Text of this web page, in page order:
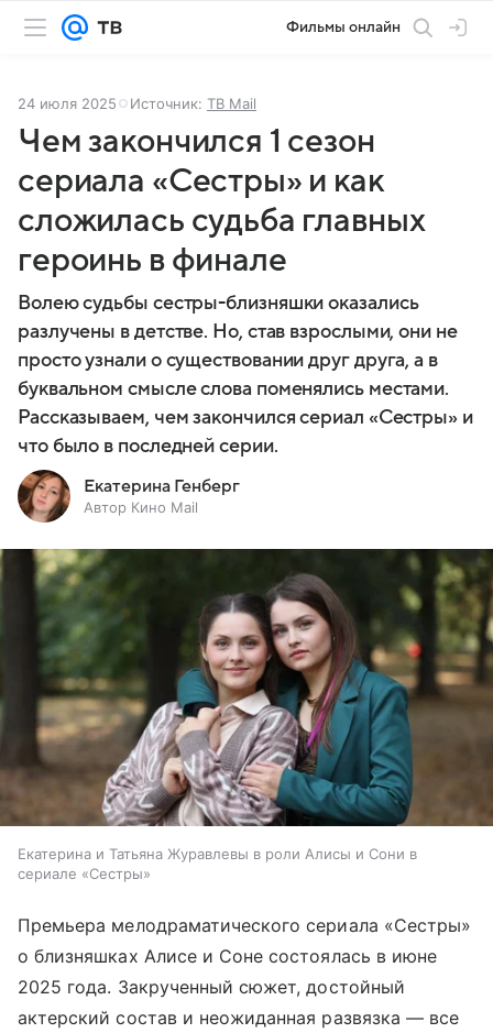
Фильмы онлайн
24 июля 2025 Источник: ТВ Mail
Чем закончился 1 сезон
сериала «Сестры» и как
сложилась судьба главных
героинь в финале
Волею судьбы сестры-близняшки оказались
разлучены в детстве. Но, став взрослыми, они не
просто узнали о существовании друг друга, а в
буквальном смысле слова поменялись местами.
Рассказываем, чем закончился сериал «Сестры» и
что было в последней серии.
Екатерина Генберг
Автор Кино Mail
Екатерина и Татьяна Журавлевы в роли Алисы и Сони в
сериале «Сестры»
Премьера мелодраматического сериала «Сестры»
о близняшках Алисе и Соне состоялась в июне
2025 года. Закрученный сюжет, достойный
актерский состав и неожиданная развязка — все